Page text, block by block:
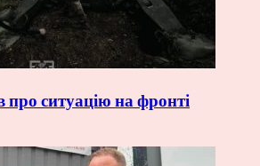
про ситуацію на фронті